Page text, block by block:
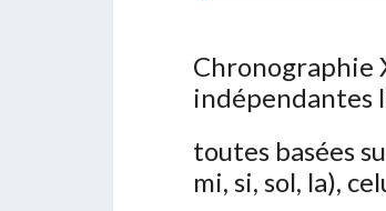
Chronographie
indépendantes
toutes basées
mi, si, sol, la),